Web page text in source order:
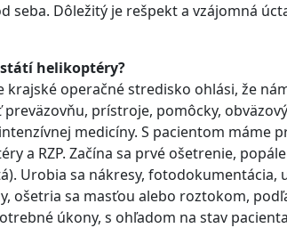
seba. Dôležitý je rešpekt a vzájomná
helikoptéry?
krajské operačné stredisko ohlási, že
prístroje, pomôcky,
medicíny. S pacientom máme
a RZP. Začína sa prvé ošetrenie,
Urobia sa nákresy, fotodokumentácia,
ošetria sa masťou alebo roztokom,
úkony, s ohľadom na stav